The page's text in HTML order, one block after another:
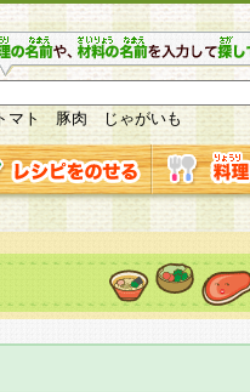
マト 豚肉 じゃがいも